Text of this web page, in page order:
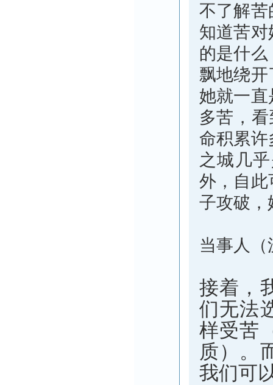
不了解
知道苦
的是什
飘地绕
她就一
多苦，
命积累
之城几
外，自
子攻破，
当事人
接着，
们无法
样受苦
质）。
我们可